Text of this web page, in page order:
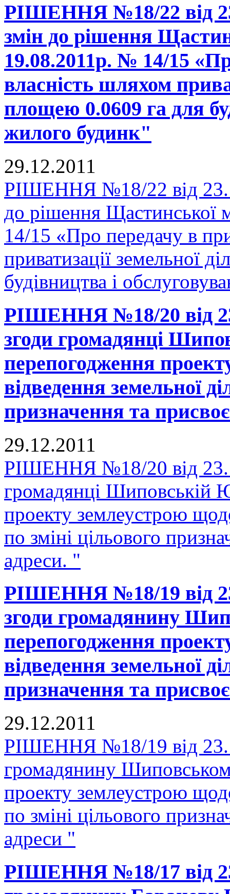
РІШЕННЯ №18/22 від
змін до рішення
19.08.2011р. № 14/15
власність шляхом
площею 0.0609 га для
жилого будинк"
29.12.2011
РІШЕННЯ №18/22 від
до рішення Щастинської
14/15 «Про передачу в
приватизації земельної
будівництва і
РІШЕННЯ №18/20 від
згоди громадянці
перепогодження
відведення земельної
призначення та
29.12.2011
РІШЕННЯ №18/20 від
громадянці Шиповській
проекту землеустрою
по зміні цільового
адреси. "
РІШЕННЯ №18/19 від
згоди громадянину
перепогодження
відведення земельної
призначення та
29.12.2011
РІШЕННЯ №18/19 від
громадянину
проекту землеустрою
по зміні цільового
адреси "
РІШЕННЯ №18/17 від